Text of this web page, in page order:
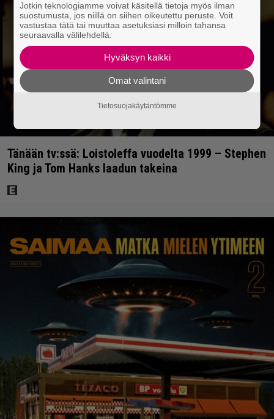
Tänään tv:ssä: Loistoleffa vuodelta 1999 – Stephen
King ja Tom Hanks laadun takeina
Jotkin teknologiamme voivat käsitellä tietoja myös ilman
suostumusta, jos niillä on siihen oikeutettu peruste. Voit
vastustaa tätä tai muuttaa asetuksiasi milloin tahansa
seuraavalla välilehdellä.
Hyväksyn kaikki
Omat valintani
Tietosuojakäytäntömme